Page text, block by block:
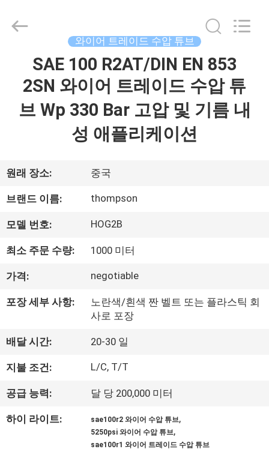
회
사
소
개
공
장
견
학
품
질
Copyright
wirehydraulichose.com.
와이어 트레이드 수압 튜브
SAE 100 R2AT/DIN EN 853
2SN 와이어 트레이드 수압 튜
브 Wp 330 Bar 고압 및 기름 내
성 애플리케이션
원래 장소: 중국
브랜드 이름: thompson
모델 번호: HOG2B
최소 주문 수량: 1000 미터
가격: negotiable
포장 세부 사항:
노란색/흰색 짠 벨트 또는 플라스틱 회
사로 포장
배달 시간: 20-30 일
지불 조건: L/C, T/T
공급 능력: 달 당 200,000 미터
하이 라이트: sae100r2 와이어 수압 튜브,
5250psi 와이어 수압 튜브,
sae100r1 와이어 트레이드 수압 튜브